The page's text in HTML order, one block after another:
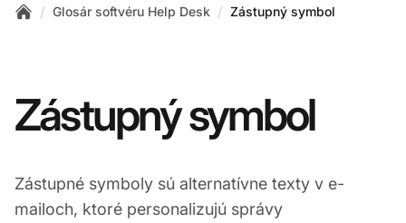
/ Glosár softvéru Help Desk / Zástupný symbol
Zástupný symbol
Zástupné symboly sú alternatívne texty v e-
mailoch, ktoré personalizujú správy